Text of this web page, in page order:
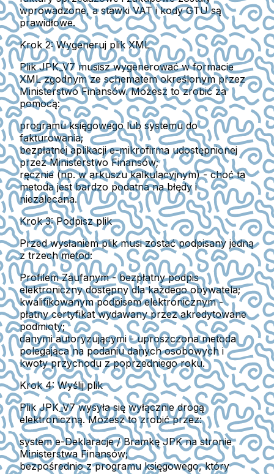
wprowadzone, a stawki VAT i kody GTU są
prawidłowe.
Krok 2: Wygeneruj plik XML
Plik JPK_V7 musisz wygenerować w formacie
XML zgodnym ze schematem określonym przez
Ministerstwo Finansów.Możesz to zrobić za
pomocą:
programu księgowego lub systemu do
fakturowania;
bezpłatnej aplikacji e-mikrofirma udostępnionej
przez Ministerstwo Finansów;
ręcznie (np. w arkuszu kalkulacyjnym)- choć ta
metoda jest bardzo podatna na błędy i
niezalecana.
Krok 3: Podpisz plik
Przed wysłaniem plik musi zostać podpisany jedną
z trzech metod:
Profilem Zaufanym- bezpłatny podpis
elektroniczny dostępny dla każdego obywatela;
kwalifikowanym podpisem elektronicznym-
płatny certyfikat wydawany przez akredytowane
podmioty;
danymi autoryzującymi- uproszczona metoda
polegająca na podaniu danych osobowych i
kwoty przychodu z poprzedniego roku.
Krok 4: Wyślij plik
Plik JPK_V7 wysyła się wyłącznie drogą
elektroniczną. Możesz to zrobić przez:
system e-Deklaracje / Bramkę JPK na stronie
Ministerstwa Finansów;
bezpośrednio z programu księgowego, który